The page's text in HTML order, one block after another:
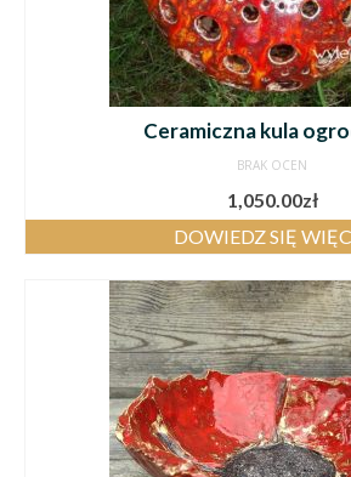
Ceramiczna kula
BRAK OCEN
1,050.00zł
DOWIEDZ SIĘ